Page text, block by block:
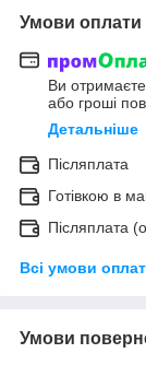
Умови оплати
Ви
або гроші
Детальніше
Післяплата
Готівкою в
Післяплата
Всі умови
Умови